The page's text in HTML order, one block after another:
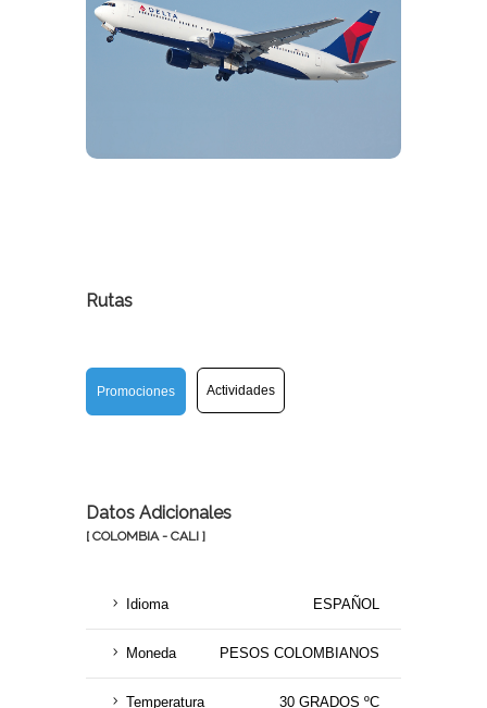
Rutas
Promociones Actividades
Datos Adicionales
[ COLOMBIA - CALI ]
Idioma ESPAÑOL
Moneda PESOS COLOMBIANOS
Temperatura 30 GRADOS ºC